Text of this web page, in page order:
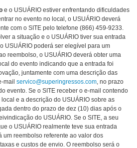
e o USUÁRIO estiver enfrentando dificuldades
no evento no local, o USUÁRIO deverá
com o SITE pelo telefone (866) 459-9233.
a situação e o USUÁRIO tiver sua entrada
USUÁRIO poderá ser elegível para um
reembolso, o USUÁRIO deverá obter uma
do evento indicando que a entrada foi
juntamente com uma descrição das
mail servico@superingressos.com, no prazo
evento. Se o SITE receber o e-mail contendo
e a descrição do USUÁRIO sobre as
dentro do prazo de dez (10) dias após o
do USUÁRIO. Se o SITE, a seu
o USUÁRIO realmente teve sua entrada
um reembolso referente ao valor dos
e custos de envio. O reembolso será o